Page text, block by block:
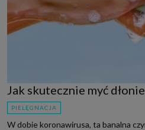
Jak skutecznie myć
PIELĘGNACJA
W dobie koronawirusa, ta banalna